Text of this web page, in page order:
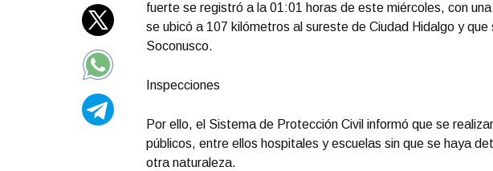
fuerte se registró a la 01:01 horas de este miércoles, con
se ubicó a 107 kilómetros al sureste de Ciudad Hidalgo y que
Soconusco.
Inspecciones
Por ello, el Sistema de Protección Civil informó que se
públicos, entre ellos hospitales y escuelas sin que se haya
otra naturaleza.